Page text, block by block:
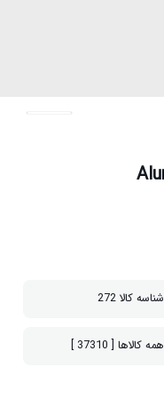
شناسه کالا272
همه کالاها [ 37310 ]